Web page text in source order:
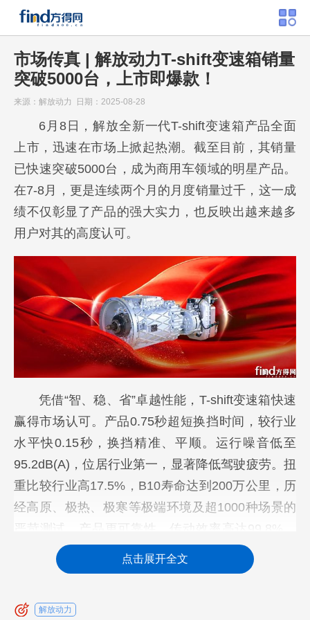
市场传真 | 解放动力T-shift变速箱销量
突破5000台，上市即爆款！
来源：解放动力 日期：2025-08-28
6月8日，解放全新一代T-shift变速箱产品全面
上市，迅速在市场上掀起热潮。截至目前，其销量
已快速突破5000台，成为商用车领域的明星产品。
在7-8月，更是连续两个月的月度销量过千，这一成
绩不仅彰显了产品的强大实力，也反映出越来越多
用户对其的高度认可。
凭借“智、稳、省”卓越性能，T-shift变速箱快速
赢得市场认可。产品0.75秒超短换挡时间，较行业
水平快0.15秒，换挡精准、平顺。运行噪音低至
95.2dB(A)，位居行业第一，显著降低驾驶疲劳。扭
重比较行业高17.5%，B10寿命达到200万公里，历
经高原、极热、极寒等极端环境及超1000种场景的
严苛测试，产品更可靠性。传动效率高达99.8%，
智能规划最优换挡策略，运行于最佳油耗区间时长
超70%，百公里节油1.5升。支持最高100万公里长
点击展开全文
解放动力